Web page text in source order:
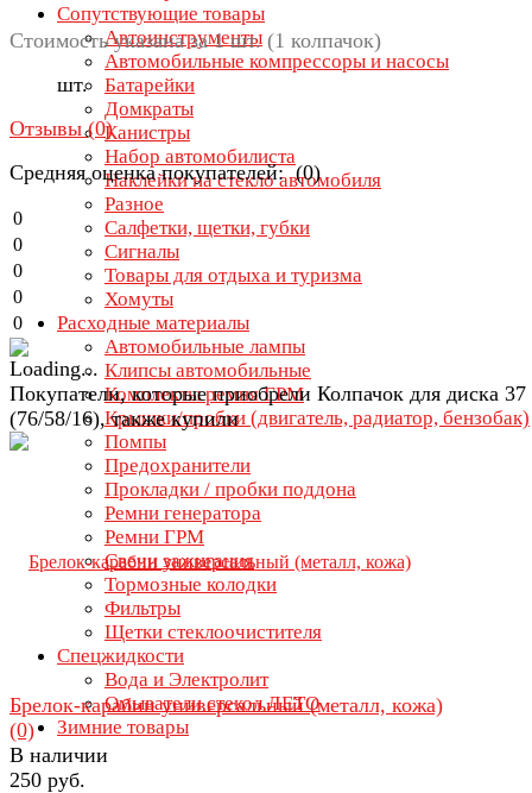
Сопутствующие товары
Автоинструменты
Автомобильные компрессоры и насосы
Батарейки
Домкраты
Канистры
Набор автомобилиста
Наклейки на стекло автомобиля
Разное
Салфетки, щетки, губки
Сигналы
Товары для отдыха и туризма
Хомуты
Расходные материалы
Автомобильные лампы
Клипсы автомобильные
Комплекты ремня ГРМ
Крышки/пробки (двигатель, радиатор, бензобак)
Помпы
Предохранители
Прокладки / пробки поддона
Ремни генератора
Ремни ГРМ
Свечи зажигания
Тормозные колодки
Фильтры
Щетки стеклоочистителя
Спецжидкости
Вода и Электролит
Омыватели стекол ЛЕТО
Зимние товары
Стоимость указана за 1 шт. (1 колпачок)
шт.
Отзывы (0)
Средняя оценка покупателей: (0)
0
0
0
0
0
Покупатели, которые приобрели Колпачок для диска 37
(76/58/16), также купили
Брелок-карабин универсальный (металл, кожа)
(0)
В наличии
250 руб.